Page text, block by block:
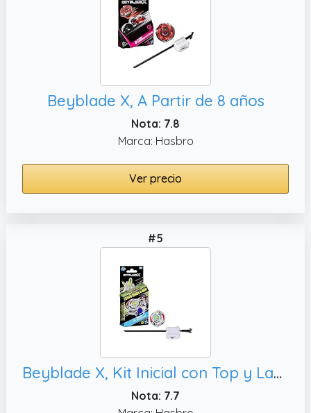
Beyblade X, A Partir de 8 años
Nota: 7.8
Marca: Hasbro
Ver precio
#5
Beyblade X, Kit Inicial con Top y Lanzador
Nota: 7.7